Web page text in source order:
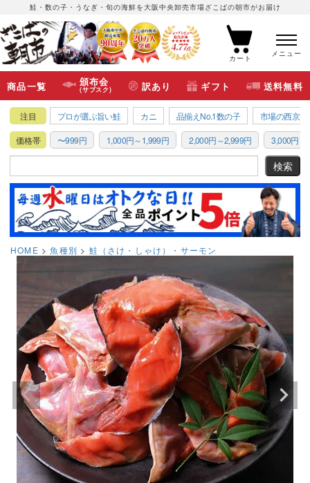
鮭・数の子・うなぎ・旬の海鮮を大阪中央卸売市場ざこばの朝市がお届け
カート
メニュー
商品一覧 頒布会
(サブスク) 訳あり ギフト 送料無料
注目 プロが選ぶ旨い鮭 カニ 品揃えNo.1数の子 市場の西京漬
価格帯 〜999円 1,000円～1,999円 2,000円～2,999円 3,000円～
HOME 魚種別 鮭（さけ・しゃけ）・サーモン